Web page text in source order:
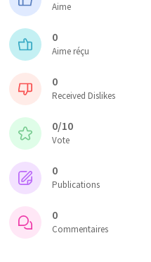
Aime
0
Aime réçu
0
Received Dislikes
0/10
Vote
0
Publications
0
Commentaires